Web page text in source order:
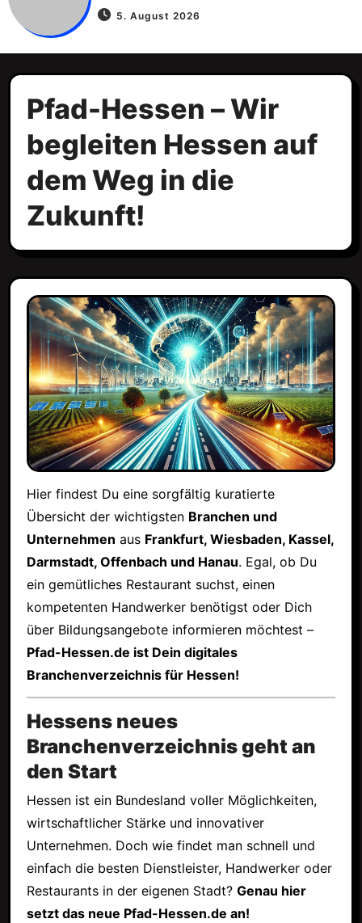
5. August 2026
Pfad-Hessen – Wir
begleiten Hessen auf
dem Weg in die
Zukunft!
Hier findest Du eine sorgfältig kuratierte
Übersicht der wichtigsten Branchen und
Unternehmen aus Frankfurt, Wiesbaden, Kassel,
Darmstadt, Offenbach und Hanau. Egal, ob Du
ein gemütliches Restaurant suchst, einen
kompetenten Handwerker benötigst oder Dich
über Bildungsangebote informieren möchtest –
Pfad-Hessen.de ist Dein digitales
Branchenverzeichnis für Hessen!
Hessens neues
Branchenverzeichnis geht an
den Start
Hessen ist ein Bundesland voller Möglichkeiten,
wirtschaftlicher Stärke und innovativer
Unternehmen. Doch wie findet man schnell und
einfach die besten Dienstleister, Handwerker oder
Restaurants in der eigenen Stadt? Genau hier
setzt das neue Pfad-Hessen.de an!